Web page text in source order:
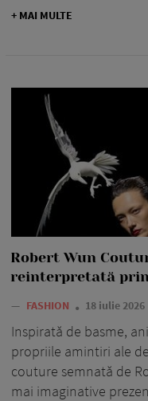
+ MAI MULTE
Robert Wun
reinterpretată
— FASHION 18 iulie 2026
Inspirată de basme,
propriile amintiri ale
couture semnată de
mai imaginative